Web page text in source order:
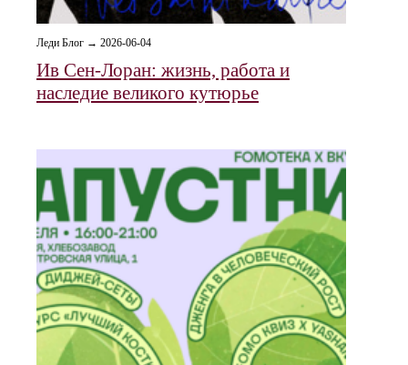
Леди Блог → 2026-06-04
Ив Сен-Лоран: жизнь, работа и
наследие великого кутюрье